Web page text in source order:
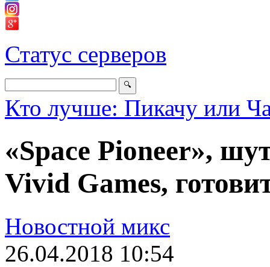
Статус серверов
Кто лучше: Пикачу или
«Space Pioneer»,
Vivid Games,
Новостной микс
26.04.2018 10:54